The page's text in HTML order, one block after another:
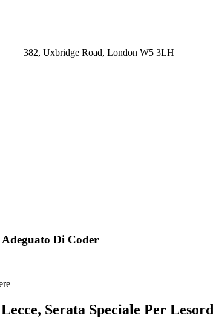
382, Uxbridge Road, London W5 3LH
Di Coder
Serata Speciale Per